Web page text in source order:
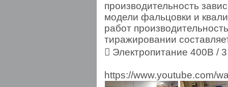
производительность
модели фальцовки и
работ
тиражировании
 Электропитание 400В / 3
https://www.youtube.com/